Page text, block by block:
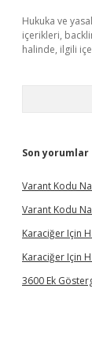
Hukuka ve
içerikleri,
halinde, ilgili
Son yorumlar
Varant Kodu
Varant Kodu
Karaciğer Için
Karaciğer Için
3600 Ek